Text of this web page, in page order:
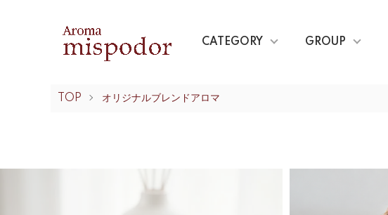
CATEGORY GROUP
TOP オリジナルブレンドアロマ